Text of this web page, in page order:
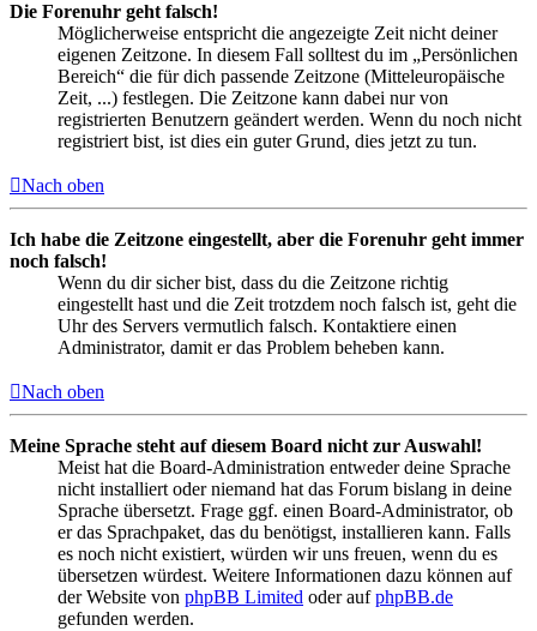
Die Forenuhr geht falsch!
Möglicherweise entspricht die angezeigte Zeit nicht deiner
eigenen Zeitzone. In diesem Fall solltest du im „Persönlichen
Bereich“ die für dich passende Zeitzone (Mitteleuropäische
Zeit, ...) festlegen. Die Zeitzone kann dabei nur von
registrierten Benutzern geändert werden. Wenn du noch nicht
registriert bist, ist dies ein guter Grund, dies jetzt zu tun.
Nach oben
Ich habe die Zeitzone eingestellt, aber die Forenuhr geht immer
noch falsch!
Wenn du dir sicher bist, dass du die Zeitzone richtig
eingestellt hast und die Zeit trotzdem noch falsch ist, geht die
Uhr des Servers vermutlich falsch. Kontaktiere einen
Administrator, damit er das Problem beheben kann.
Nach oben
Meine Sprache steht auf diesem Board nicht zur Auswahl!
Meist hat die Board-Administration entweder deine Sprache
nicht installiert oder niemand hat das Forum bislang in deine
Sprache übersetzt. Frage ggf. einen Board-Administrator, ob
er das Sprachpaket, das du benötigst, installieren kann. Falls
es noch nicht existiert, würden wir uns freuen, wenn du es
übersetzen würdest. Weitere Informationen dazu können auf
der Website von phpBB Limited oder aufphpBB.de
gefunden werden.